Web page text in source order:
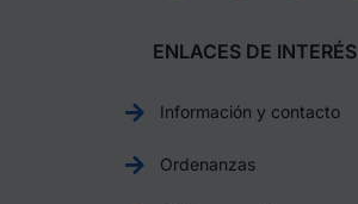
ENLACES DE INTERÉS
Información y contacto
Ordenanzas